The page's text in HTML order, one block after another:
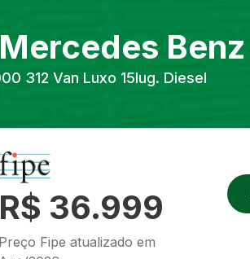
Mercedes Benz
312 Van Luxo 15lug. Diesel
R$ 36.999
Preço Fipe atualizado em